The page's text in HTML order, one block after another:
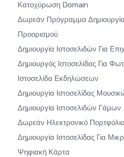
Κατοχύρωση Domain
Δωρεάν Πρόγραμμα
Προορισμού
Δημιουργία Ιστοσελιδών Για
Δημιουργός Ιστοσελίδας Για
Ιστοσελίδα Εκδηλώσεων
Δημιουργία Ιστοσελίδας
Δημιουργία Ιστοσελιδών Γάμων
Δωρεάν Ηλεκτρονικό Πορτφόλιο
Δημιουργία Ιστοσελίδας Για
Ψηφιακή Κάρτα